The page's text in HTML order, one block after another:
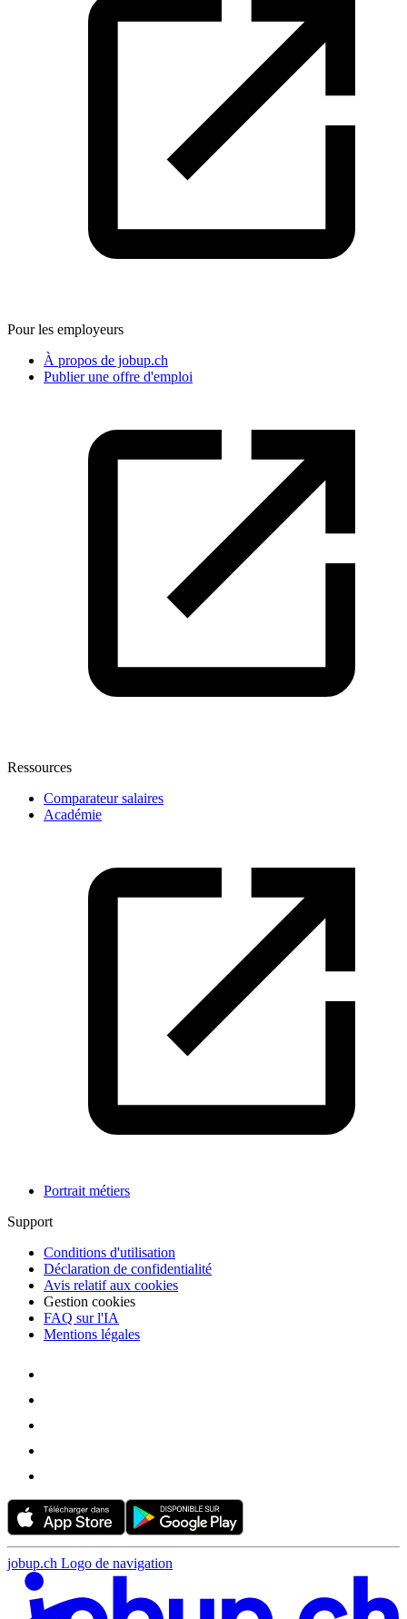
Pour les employeurs
À propos de jobup.ch
Publier une offre d'emploi
Ressources
Comparateur salaires
Académie
Portrait métiers
Support
Conditions d'utilisation
Déclaration de confidentialité
Avis relatif aux cookies
Gestion cookies
FAQ sur l'IA
Mentions légales
jobup.ch Logo de navigation